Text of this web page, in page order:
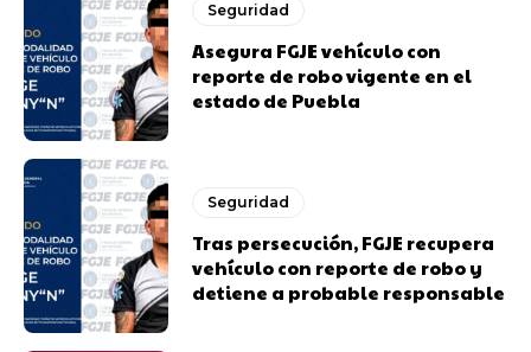
Seguridad
Asegura FGJE vehículo con
reporte de robo vigente en el
estado de Puebla
Seguridad
Tras persecución, FGJE recupera
vehículo con reporte de robo y
detiene a probable responsable